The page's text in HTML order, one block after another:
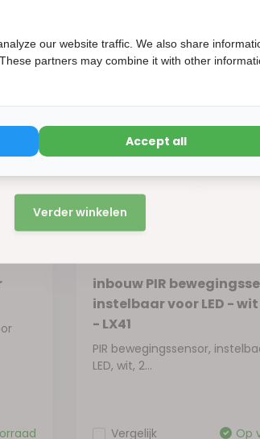
€10,21 Excl. btw
inbouw PIR
instelbaar voor LED -
- LX41
PIR bewegingssensor,
LED, wit, 2...
Vergelijk Op
15korting
Verder winkelen
our website traffic. We also share
partners may combine it with other
Accept all